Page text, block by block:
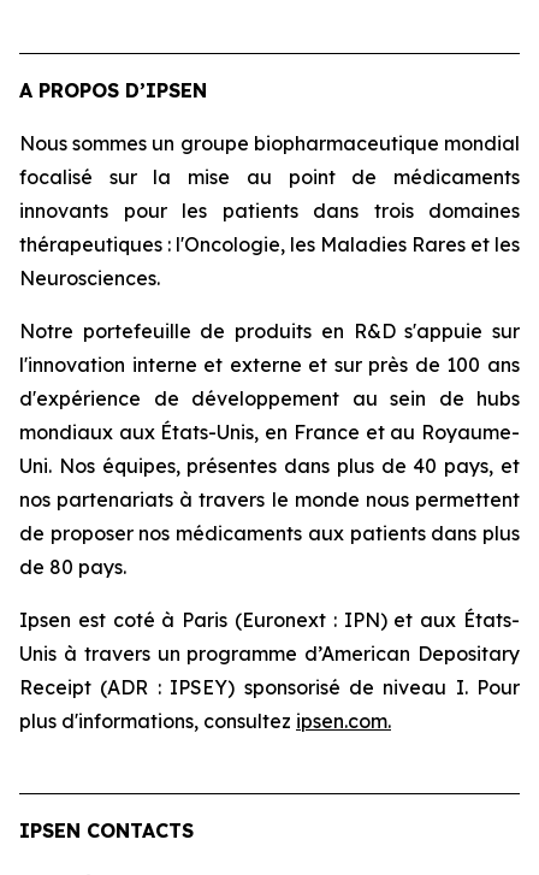
A PROPOS D’IPSEN
Nous sommes un groupe biopharmaceutique mondial
focalisé sur la mise au point de médicaments
innovants pour les patients dans trois domaines
thérapeutiques : l'Oncologie, les Maladies Rares et les
Neurosciences.
Notre portefeuille de produits en R&D s'appuie sur
l'innovation interne et externe et sur près de 100 ans
d'expérience de développement au sein de hubs
mondiaux aux États-Unis, en France et au Royaume-
Uni. Nos équipes, présentes dans plus de 40 pays, et
nos partenariats à travers le monde nous permettent
de proposer nos médicaments aux patients dans plus
de 80 pays.
Ipsen est coté à Paris (Euronext : IPN) et aux États-
Unis à travers un programme d’American Depositary
Receipt (ADR : IPSEY) sponsorisé de niveau I. Pour
plus d'informations, consultez ipsen.com.
IPSEN CONTACTS